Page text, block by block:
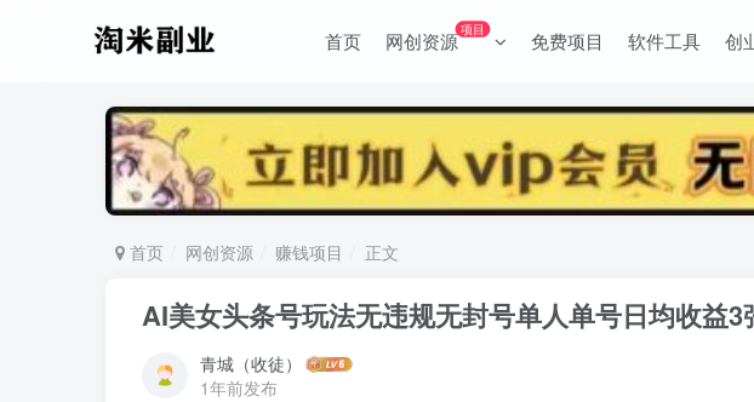
首页 网创资源项目 免费项目 软件工具 创
首页 网创资源 赚钱项目 正文
AI美女头条号玩法无违规无封号单人单号日均收益3
青城（收徒）
1年前发布